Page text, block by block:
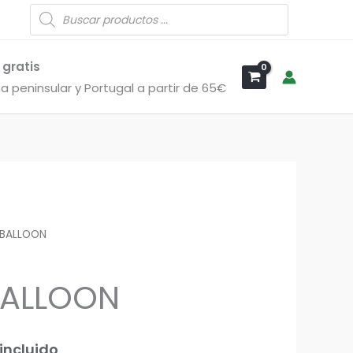
Búsqueda
de
productos
gratis
peninsular y Portugal a partir de 65€